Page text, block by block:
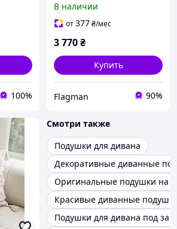
100%
чехлами, 2 шт.
(m00534745)
В наличии
от377₴/мес
3 770₴
Купить
Flagman 90%
Смотри также
Подушки для дивана
Декоративные диванные
Оригинальные подушки на
Красивые диванные
Подушки для дивана под